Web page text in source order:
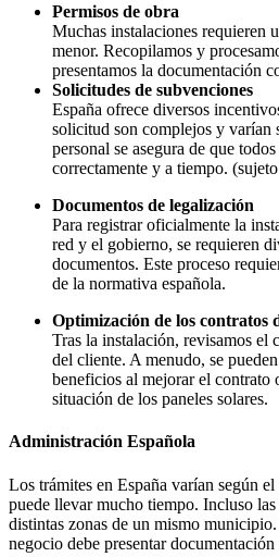
Permisos de obra
Muchas instalaciones requieren
menor. Recopilamos y
presentamos la documentación
Solicitudes de subvenciones
España ofrece diversos
solicitud son complejos y varían
personal se asegura de que
correctamente y a tiempo.
Documentos de legalización
Para registrar oficialmente la
red y el gobierno, se requieren
documentos. Este proceso
de la normativa española.
Optimización de los contratos
Tras la instalación, revisamos el
del cliente. A menudo, se
beneficios al mejorar el contrato
situación de los paneles solares.
Administración Española
Los trámites en España varían según
puede llevar mucho tiempo. Incluso
distintas zonas de un mismo
negocio debe presentar